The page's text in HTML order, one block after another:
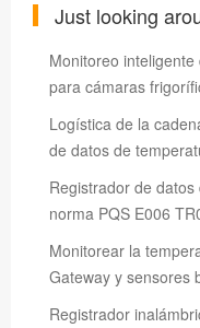
Just looking
Monitoreo
para cámaras
Logística de la
de datos de
Registrador de
norma PQS E006
Monitorear la
Gateway y sensores
Registrador